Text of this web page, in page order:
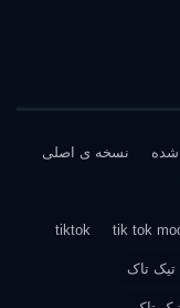
شده نسخه ی اصلی
tik tok
tiktok
تیک تاک